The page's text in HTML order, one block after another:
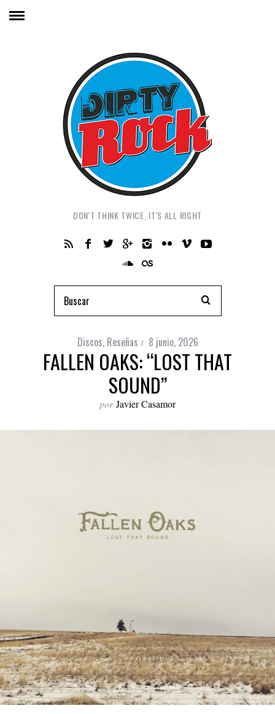
DON'T THINK TWICE, IT'S ALL RIGHT
Discos, Reseñas 8 junio, 2026
FALLEN OAKS: “LOST THAT
SOUND”
por Javier Casamor